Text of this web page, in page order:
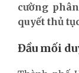
cường
quyết thủ
Đầu mối